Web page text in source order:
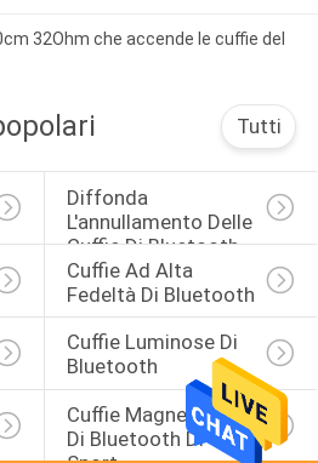
32Ohm che accende le cuffie del
Tutti
Diffonda
L'annullamento Delle
Cuffie Di Bluetooth
Cuffie Ad Alta
Fedeltà Di Bluetooth
Cuffie Luminose Di
Bluetooth
Cuffie Magnetiche
Di Bluetooth Di